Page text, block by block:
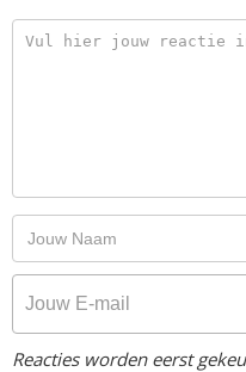
Reacties worden eerst